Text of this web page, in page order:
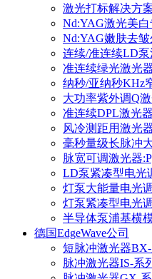
激光打标解决方
Nd:YAG激光美白
Nd:YAG嫩肤去皱
连续/准连续LD泵
准连续绿光激光
纳秒/亚纳秒KHz
大功率紫外调Q激
准连续DPL激光
风冷测距用激光
毫秒量级长脉冲
脉宽可调激光器
LD泵紧凑型电光
灯泵大能量电光
灯泵紧凑型电光
半导体泵浦基横
德国EdgeWave公司
短脉冲激光器BX-
脉冲激光器IS-系